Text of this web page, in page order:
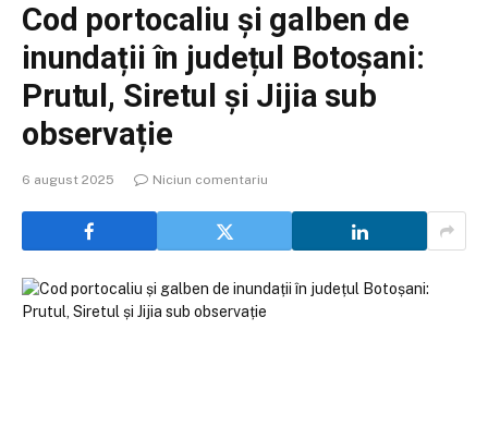
Cod portocaliu și galben de
inundații în județul Botoșani:
Prutul, Siretul și Jijia sub
observație
6 august 2025 Niciun comentariu